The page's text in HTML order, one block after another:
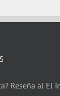
Reseña al El